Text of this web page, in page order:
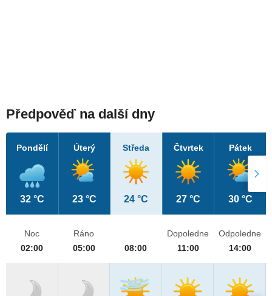
Předpověď na další dny
Pondělí
32 °C
Úterý
23 °C
Středa
24 °C
Čtvrtek
27 °C
Pátek
30 °C
Noc
02:00
Ráno
05:00
08:00
Dopoledne
11:00
Odpoledne
14:00